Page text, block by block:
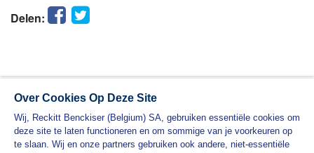
Delen: Facebook
Twitter
Over Cookies Op Deze Site
Wij, Reckitt Benckiser (Belgium) SA, gebruiken essentiële cookies om
deze site te laten functioneren en om sommige van je voorkeuren op
te slaan. Wij en onze partners gebruiken ook andere, niet-essentiële